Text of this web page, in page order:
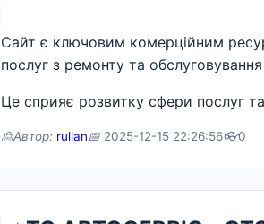
Сайт є ключовим комерційним
послуг з ремонту та обслуговування
Це сприяє розвитку сфери послуг
🙎Автор: rullan📅 2025-12-15 22:26:56👓0